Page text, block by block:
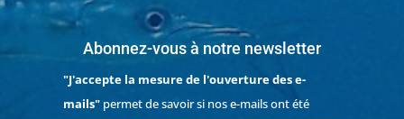
Abonnez-vous à notre newsletter
"J'accepte la mesure de l'ouverture des e-
mails"permet de savoir si nos e-mails ont été